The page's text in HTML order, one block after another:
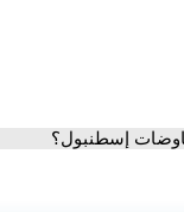
إسطنبول؟